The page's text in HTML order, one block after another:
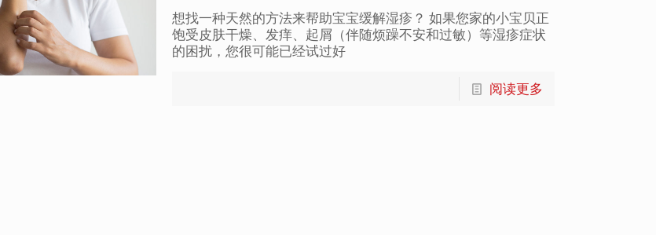
想找一种天然的方法来帮助宝宝缓解湿疹？ 如果您家的小宝贝正
饱受皮肤干燥、发痒、起屑（伴随烦躁不安和过敏）等湿疹症状
的困扰，您很可能已经试过好
阅读更多